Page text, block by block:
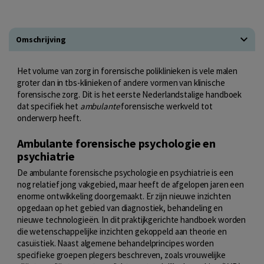
Omschrijving
Het volume van zorg in forensische poliklinieken is vele malen
groter dan in tbs-klinieken of andere vormen van klinische
forensische zorg. Dit is het eerste Nederlandstalige handboek
dat specifiek het ambulanteforensische werkveld tot
onderwerp heeft.
Ambulante forensische psychologie en
psychiatrie
De ambulante forensische psychologie en psychiatrie is een
nog relatief jong vakgebied, maar heeft de afgelopen jaren een
enorme ontwikkeling doorgemaakt. Er zijn nieuwe inzichten
opgedaan op het gebied van diagnostiek, behandeling en
nieuwe technologieën. In dit praktijkgerichte handboek worden
die wetenschappelijke inzichten gekoppeld aan theorie en
casuïstiek. Naast algemene behandelprincipes worden
specifieke groepen plegers beschreven, zoals vrouwelijke